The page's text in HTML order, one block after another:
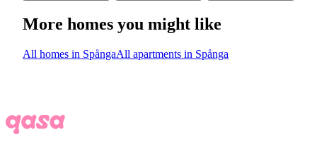
More homes you might like
All homes in SpångaAll apartments in Spånga